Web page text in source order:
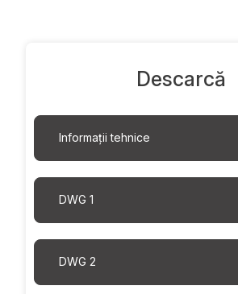
Descarcă
Informații tehnice
DWG 1
DWG 2